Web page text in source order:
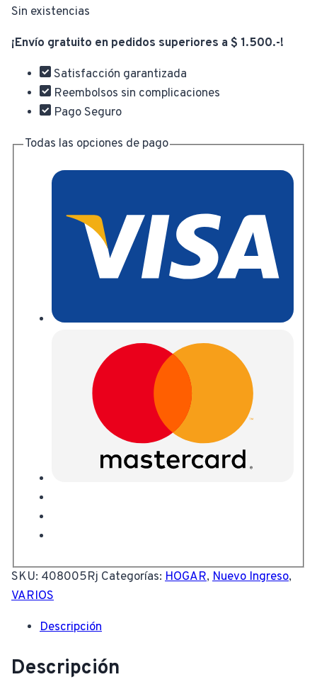
Sin existencias
¡Envío gratuito en pedidos superiores a $ 1.500.-!
Satisfacción garantizada
Reembolsos sin complicaciones
Pago Seguro
Todas las opciones de pago
SKU: 408005Rj Categorías: HOGAR, Nuevo Ingreso,
VARIOS
Descripción
Descripción